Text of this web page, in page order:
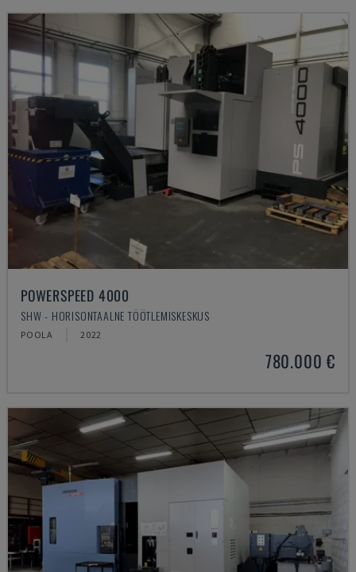
POWERSPEED 4000
SHW - HORISONTAALNE TÖÖTLEMISKESKUS
POOLA 2022
780.000 €